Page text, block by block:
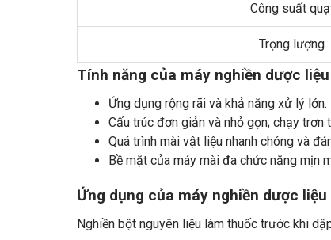
Công suất
Trọng lượng
Tính năng của máy nghiền dược
Ứng dụng rộng rãi và khả năng xử lý lớn.
Cấu trúc đơn giản và nhỏ gọn; chạy trơn
Quá trình mài vật liệu nhanh chóng và
Bề mặt của máy mài đa chức năng mịn
Ứng dụng của máy nghiền dược
Nghiền bột nguyên liệu làm thuốc trước khi